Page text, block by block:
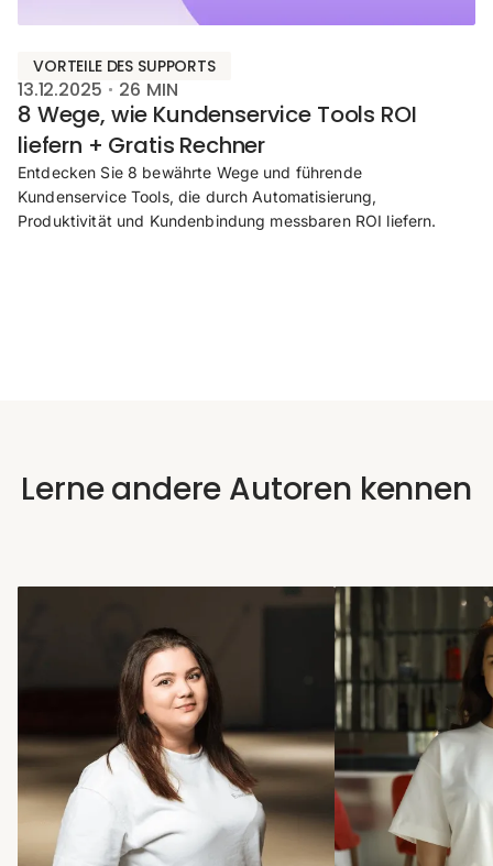
VORTEILE DES SUPPORTS
13.12.2025 26 MIN
8 Wege, wie Kundenservice Tools ROI
liefern + Gratis Rechner
Entdecken Sie 8 bewährte Wege und führende
Kundenservice Tools, die durch Automatisierung,
Produktivität und Kundenbindung messbaren ROI liefern.
Lerne andere Autoren kennen